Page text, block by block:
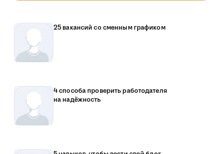
25 вакансий со сменным графиком
4 способа проверить работодателя
на надёжность